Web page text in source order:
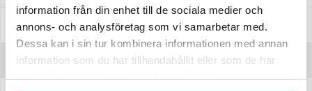
information från din enhet till de sociala medier och
annons- och analysföretag som vi samarbetar med.
Dessa kan i sin tur kombinera informationen med annan
information som du har tillhandahållit eller som de har
Specifikationer
Recensioner